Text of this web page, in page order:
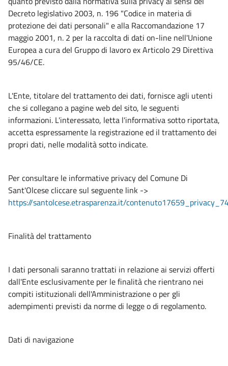
Decreto legislativo 2003, n. 196 "Codice in materia di
protezione dei dati personali" e alla Raccomandazione 17
maggio 2001, n. 2 per la raccolta di dati on-line nell'Unione
Europea a cura del Gruppo di lavoro ex Articolo 29 Direttiva
95/46/CE.
L'Ente, titolare del trattamento dei dati, fornisce agli utenti
che si collegano a pagine web del sito, le seguenti
informazioni. L'interessato, letta l'informativa sotto riportata,
accetta espressamente la registrazione ed il trattamento dei
propri dati, nelle modalità sotto indicate.
Per consultare le informative privacy del Comune Di
Sant'Olcese cliccare sul seguente link ->
https://santolcese.etrasparenza.it/
Finalità del trattamento
I dati personali saranno trattati in relazione ai servizi offerti
dall'Ente esclusivamente per le finalità che rientrano nei
compiti istituzionali dell'Amministrazione o per gli
adempimenti previsti da norme di legge o di regolamento.
Dati di navigazione